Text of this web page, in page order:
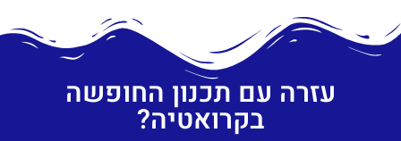
עזרה עם תכנון החופשה
בקרואטיה?